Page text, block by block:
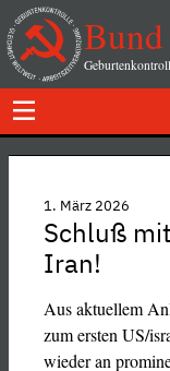
1. März 2026
Schluß
Iran!
Aus aktuellem
zum ersten US/
wieder an